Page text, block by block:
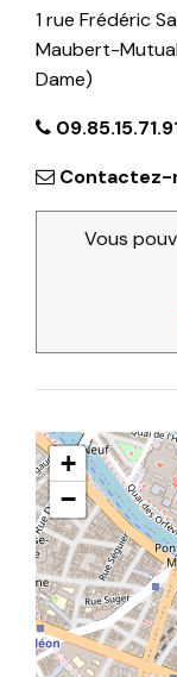
1 rue Frédéric
Maubert-
Dame)
Contactez-
Vous
+
−